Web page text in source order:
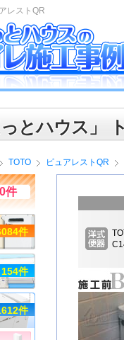
レストQR
っとハウス」
TOTO ピュアレストQR
件
件
154件
件